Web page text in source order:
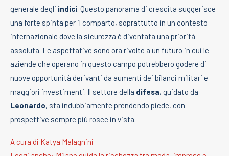
generale degli indici. Questo panorama di crescita suggerisce
una forte spinta per il comparto, soprattutto in un contesto
internazionale dove la sicurezza è diventata una priorità
assoluta. Le aspettative sono ora rivolte a un futuro in cui le
aziende che operano in questo campo potrebbero godere di
nuove opportunità derivanti da aumenti dei bilanci militari e
maggiori investimenti. Il settore della difesa, guidato da
Leonardo, sta indubbiamente prendendo piede, con
prospettive sempre più rosee in vista.
A cura di Katya Malagnini